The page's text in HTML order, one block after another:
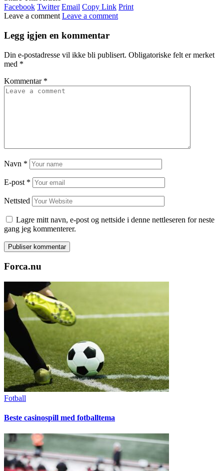
Facebook Twitter Email Copy Link Print
Leave a comment Leave a comment
Legg igjen en kommentar
Din e-postadresse vil ikke bli publisert. Obligatoriske felt er merket
med *
Kommentar *
Navn *
E-post *
Nettsted
Lagre mitt navn, e-post og nettside i denne nettleseren for neste
gang jeg kommenterer.
Forca.nu
Fotball
Beste casinospill med fotballtema